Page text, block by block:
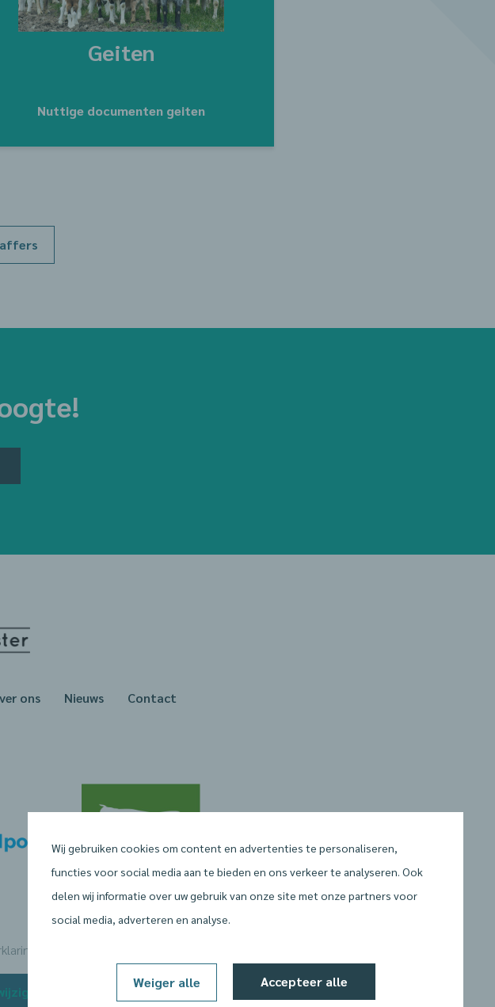
Geiten
Nuttige documenten geiten
ons Nieuws Contact
Wij gebruiken cookies om content en advertenties te personaliseren,
functies voor social media aan te bieden en ons verkeer te analyseren. Ook
delen wij informatie over uw gebruik van onze site met onze partners voor
social media, adverteren en analyse.
Weiger alle Accepteer alle